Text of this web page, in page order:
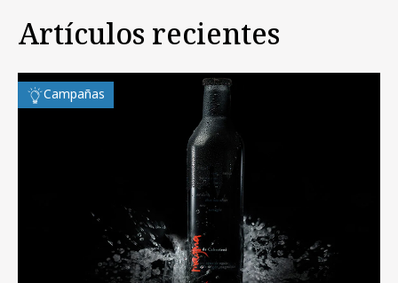
Artículos recientes
Campañas